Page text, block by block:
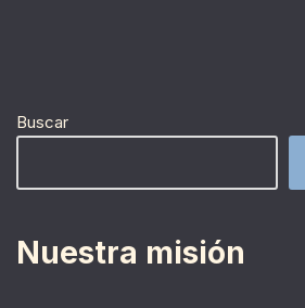
Buscar
Nuestra misión